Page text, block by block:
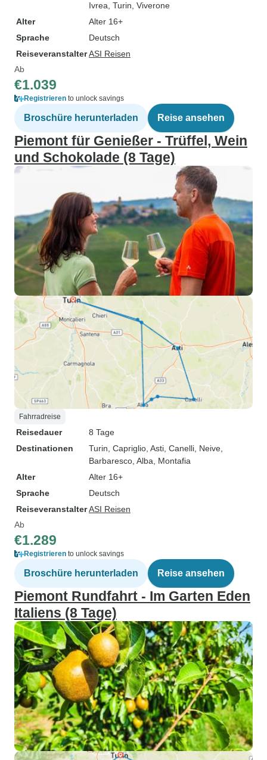
Ivrea , Turin , Viverone
Alter
Alter 16+
Sprache
Deutsch
ReiseveranstalterASI Reisen
Ab
€1.039
Registrieren to unlock savings
Broschüre herunterladen Reise ansehen
Piemont für Genießer - Trüffel, Wein
und Schokolade (8 Tage)
Fahrradreise
Reisedauer
8 Tage
Destinationen
Turin , Capriglio , Asti , Canelli , Neive
Barbaresco , Alba , Montafia
Alter
Alter 16+
Sprache
Deutsch
ReiseveranstalterASI Reisen
Ab
€1.289
Registrieren to unlock savings
Broschüre herunterladen Reise ansehen
Piemont Rundfahrt - Im Garten Eden
Italiens (8 Tage)